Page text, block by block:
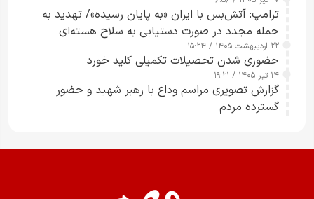
ترامپ: آتش‌بس با ایران «به پایان رسیده»/ تهدید به
حمله مجدد در صورت دستیابی به سلاح هسته‌ای
۲۲ اردیبهشت ۱۴۰۵ / ۱۵:۲۴
حضوری شدن تحصیلات تکمیلی کلید خورد
۱۴ تیر ۱۴۰۵ / ۱۹:۲۱
گزارش تصویری مراسم وداع با رهبر شهید و حضور
گسترده مردم